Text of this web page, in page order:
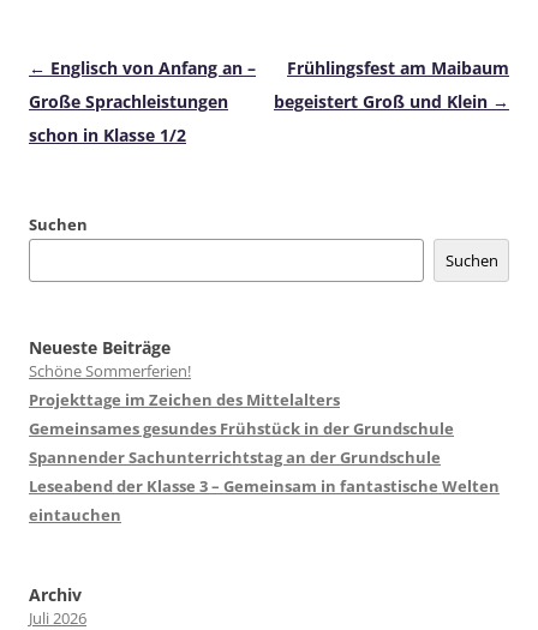
Beitragsnavigation
← Englisch von Anfang an –
Große Sprachleistungen
schon in Klasse 1/2
Frühlingsfest am Maibaum
begeistert Groß und Klein →
Suchen
Suchen
Neueste Beiträge
Schöne Sommerferien!
Projekttage im Zeichen des Mittelalters
Gemeinsames gesundes Frühstück in der Grundschule
Spannender Sachunterrichtstag an der Grundschule
Leseabend der Klasse 3 – Gemeinsam in fantastische Welten
eintauchen
Archiv
Juli 2026